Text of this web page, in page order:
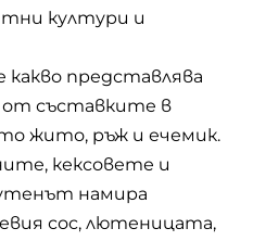
култури и
какво представлява
от съставките в
жито, ръж и ечемик.
кексовете и
намира
сос, лютеницата,